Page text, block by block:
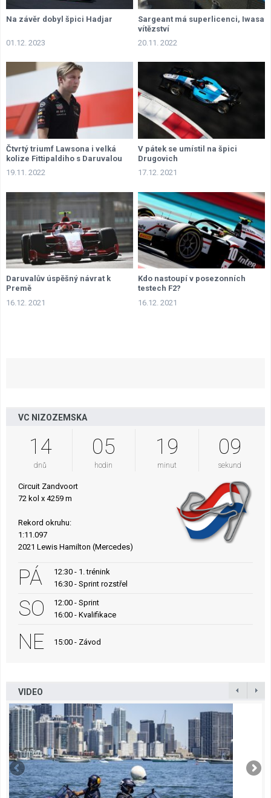
Na závěr dobyl špici Hadjar
01.12. 2023
Sargeant má superlicenci, Iwasa
vítězství
20.11. 2022
Čtvrtý triumf Lawsona i velká
kolize Fittipaldiho s Daruvalou
19.11. 2022
V pátek se umístil na špici
Drugovich
17.12. 2021
Daruvalův úspěšný návrat k
Premě
16.12. 2021
Kdo nastoupí v posezonních
testech F2?
16.12. 2021
VC NIZOZEMSKA
14
dnů
05
hodin
19
minut
08
sekund
Circuit Zandvoort
72 kol x 4259 m
Rekord okruhu:
1:11.097
2021 Lewis Hamilton (Mercedes)
PÁ
12:30 - 1. trénink
16:30 - Sprint rozstřel
SO
12:00 - Sprint
16:00 - Kvalifikace
NE 15:00 - Závod
VIDEO